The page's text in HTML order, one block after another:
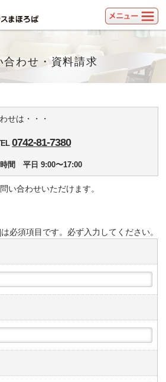
合わせ・資料請求
せは・・・
0742-81-7380
時間平日 9:00〜17:00
い合わせいただけます。
必須項目です。必ず入力してください。